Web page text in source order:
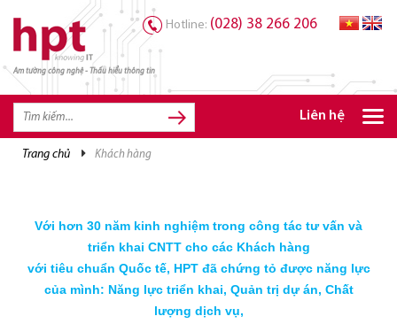
Am tường công nghệ - Thấu hiểu thông tin
Hotline: (028) 38 266 206
Liên hệ
trang chủ khách hàng
Với hơn 30 năm kinh nghiệm trong công tác tư vấn và
triển khai CNTT cho các Khách hàng
với tiêu chuẩn Quốc tế, HPT đã chứng tỏ được năng lực
của mình: Năng lực triển khai, Quản trị dự án, Chất
lượng dịch vụ,
TRANG CHỦ
TRANG CHỦ
CƠ HỘI NGHỀ NGHIỆP